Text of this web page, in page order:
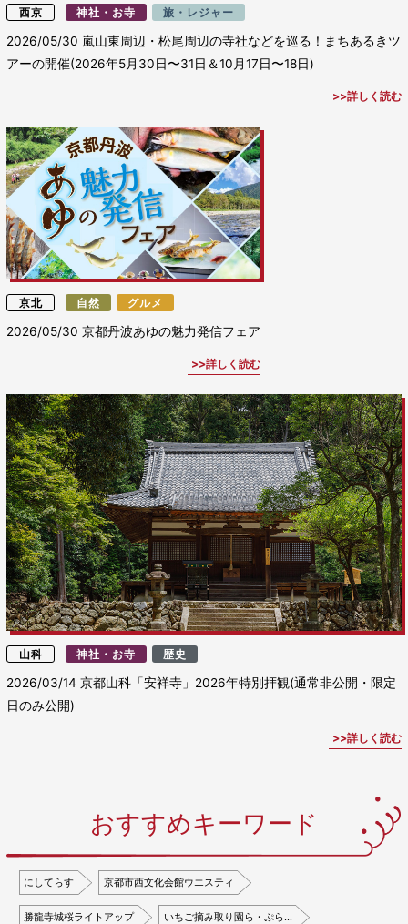
西京 神社・お寺 旅・レジャー
2026/05/30 嵐山東周辺・松尾周辺の寺社などを巡る！まちあるきツ
アーの開催(2026年5月30日〜31日＆10月17日〜18日)
詳しく読む
京北 自然 グルメ
2026/05/30京都丹波あゆの魅力発信フェア
詳しく読む
山科 神社・お寺 歴史
2026/03/14京都山科「安祥寺」2026年特別拝観(通常非公開・限定
日のみ公開)
詳しく読む
おすすめキーワード
にしてらす 京都市西文化会館ウエスティ
勝龍寺城桜ライトアップ いちご摘み取り園ら・ぷら…